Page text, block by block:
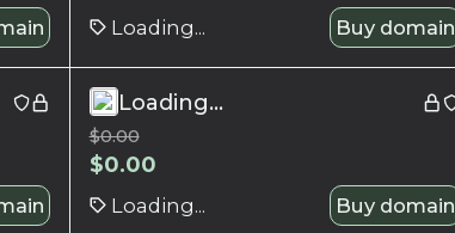
Loading... Buy domain
Loading...
$0.00
$0.00
Loading... Buy domain